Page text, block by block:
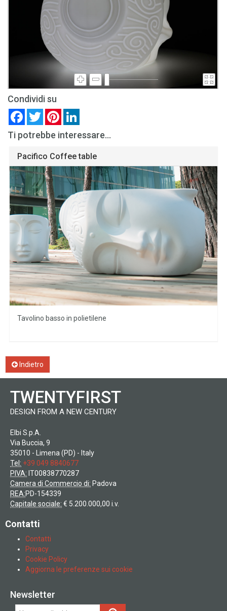
Condividi su
FacebookTwitter Pinterest
Ti potrebbe interessare...
Pacifico Coffee table
Tavolino basso in polietilene
Indietro
TWENTYFIRST
DESIGN FROM A NEW CENTURY
Elbi S.p.A.
Via Buccia, 9
35010 - Limena (PD) - Italy
Tel: +39 049 8840677
PIVA: IT00838770287
Camera di Commercio di: Padova
REA:PD-154339
Capitale sociale: € 5.200.000,00 i.v.
Contatti
Contatti
Privacy
Cookie Policy
Aggiorna le preferenze sui cookie
Newsletter